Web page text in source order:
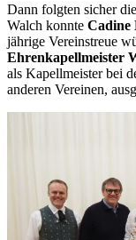
Dann folgten sicher
Walch konnte Cadine
jährige Vereinstreue
Ehrenkapellmeister
als Kapellmeister bei
anderen Vereinen,